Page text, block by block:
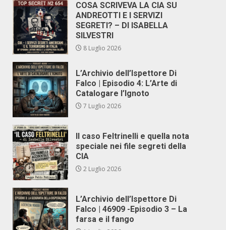
COSA SCRIVEVA LA CIA SU
ANDREOTTI E I SERVIZI
SEGRETI? – DI ISABELLA
SILVESTRI
8 Luglio 2026
L’Archivio dell’Ispettore Di
Falco | Episodio 4: L’Arte di
Catalogare l’Ignoto
7 Luglio 2026
Il caso Feltrinelli e quella nota
speciale nei file segreti della
CIA
2 Luglio 2026
L’Archivio dell’Ispettore Di
Falco | 46909 -Episodio 3 – La
farsa e il fango